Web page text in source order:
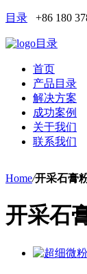
目录 +86 180
目录
首页
产品目录
解决方案
成功案例
关于我们
联系我们
Home/开采石膏
开采石